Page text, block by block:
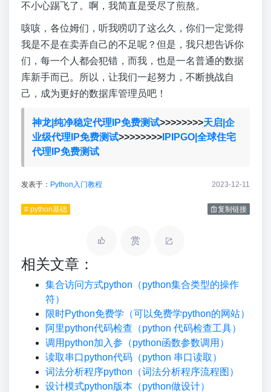
不小心踢飞了。啊，我简直是受尽了煎熬。
咳咳，各位姆们，听我唠叨了这么久，你们一定觉得
我是不是在卖弄自己的不足呢？但是，我只想告诉你
们，每一个人都会犯错，而我，也是一名普通的数据
库新手而已。所以，让我们一起努力，不断挑战自
己，成为更好的数据库管理员吧！
神龙|纯净稳定代理IP免费测试>>>>>>>>天启|企
业级代理IP免费测试>>>>>>>>IPIPGO|全球住宅
代理IP免费测试
发表于： Python入门教程 2023-12-11
# python基础 复制链接
赏
相关文章：
集合访问方式python（python集合类型的操作
符）
限时Python免费学（可以免费学python的网站）
阿里python代码检查（python 代码检查工具）
调用python加入参（python函数参数调用）
读取串口python代码（python 串口读取）
词法分析程序python（词法分析程序流程图）
设计模式python版本（python做设计）